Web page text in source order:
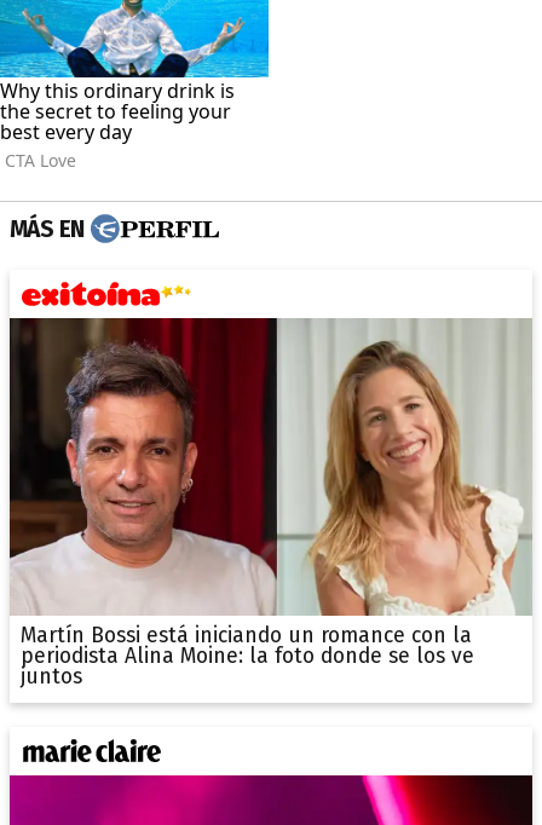
MÁS EN
Martín Bossi está iniciando un romance con la
periodista Alina Moine: la foto donde se los ve
juntos